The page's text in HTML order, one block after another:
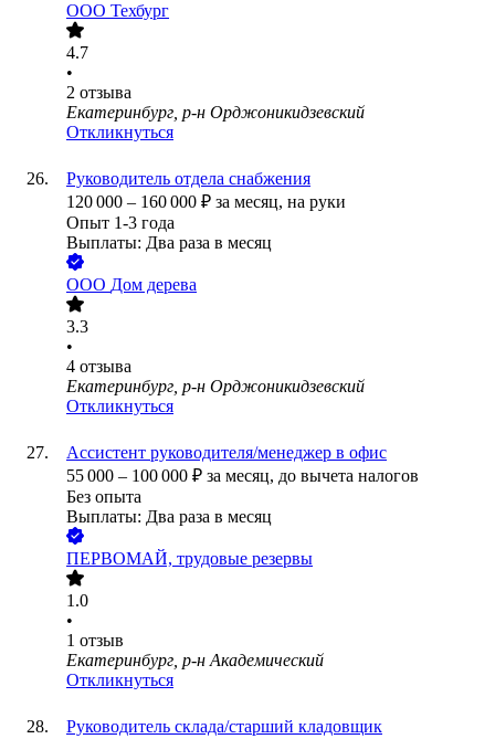
ООО Техбург
4.7
•
2 отзыва
Екатеринбург, р-н Орджоникидзевский
Откликнуться
Руководитель отдела снабжения
120 000 – 160 000 ₽ за месяц, на руки
Опыт 1-3 года
Выплаты: Два раза в месяц
ООО Дом дерева
3.3
•
4 отзыва
Екатеринбург, р-н Орджоникидзевский
Откликнуться
Ассистент руководителя/менеджер в офис
55 000 – 100 000 ₽ за месяц, до вычета налогов
Без опыта
Выплаты: Два раза в месяц
ПЕРВОМАЙ, трудовые резервы
1.0
•
1 отзыв
Екатеринбург, р-н Академический
Откликнуться
Руководитель склада/старший кладовщик